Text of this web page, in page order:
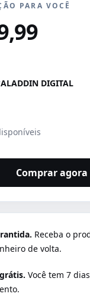
PARA VOCÊ
ALADDIN DIGITAL
Comprar agora
Receba o
de volta.
Você tem 7